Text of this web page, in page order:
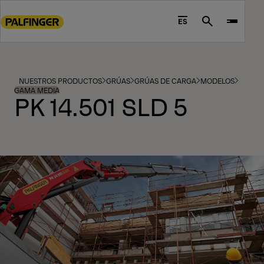
to
footer
content
ES Search
NUESTROS PRODUCTOS GRÚAS GRÚAS DE CARGA MODELOS
GAMA MEDIA
PK 14.501 SLD 5